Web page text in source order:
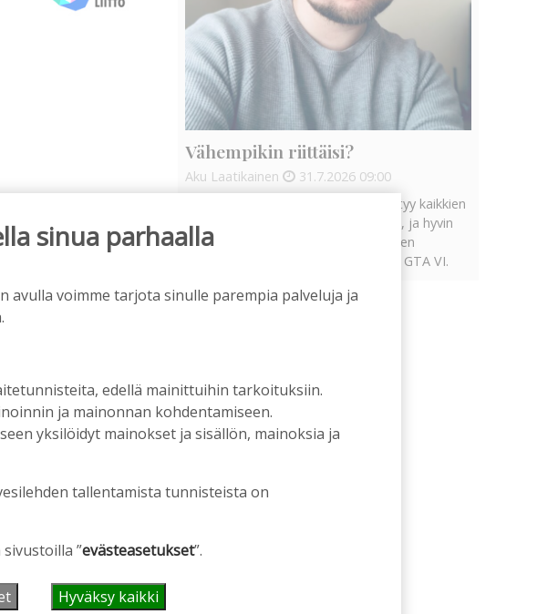
–
Vähempikin riittäisi?
Aku Laatikainen 31.7.2026 09:00
Tämän vuoden marraskuussa ilmestyy kaikkien
aikojen odotetuin ja ennakkotilatuin, ja hyvin
todennäköisesti myös kaikkien aikojen
myydyimmäksi videopeliksi nouseva GTA VI.
sinua parhaalla
avulla voimme tarjota sinulle parempia palveluja ja
edellä mainittuihin tarkoituksiin.
ja mainonnan kohdentamiseen.
yksilöidyt mainokset ja sisällön, mainoksia ja
tallentamista tunnisteista on
”evästeasetukset”.
Hyväksy kaikki